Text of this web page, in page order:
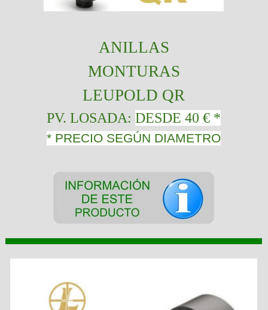
ANILLAS
MONTURAS
LEUPOLD QR
PV. LOSADA:DESDE 40 € *
* PRECIO SEGÚN DIAMETRO